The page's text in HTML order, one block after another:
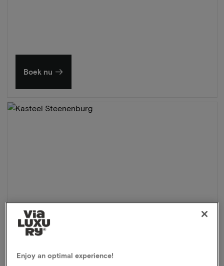
Boek nu
Kasteel Steenenburg★★★★
Enjoy an optimal experience!